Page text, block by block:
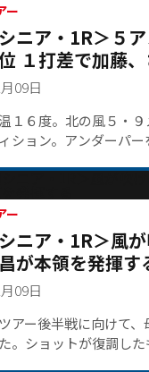
ー
ニア・1R＞５
１打差で加藤
が追走
09日
１６度。北の風５・
ション。アンダーパ
ー
ニア・1R＞風
が本領を発揮す
09日
アー後半戦に向けて、
。ショットが復調し